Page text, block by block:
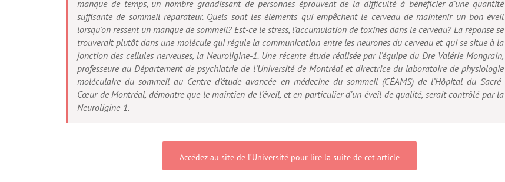
manque de temps, un nombre grandissant de personnes éprouvent de la difficulté à bénéficier d’une quantité
suffisante de sommeil réparateur. Quels sont les éléments qui empêchent le cerveau de maintenir un bon éveil
lorsqu’on ressent un manque de sommeil? Est-ce le stress, l’accumulation de toxines dans le cerveau? La réponse se
trouverait plutôt dans une molécule qui régule la communication entre les neurones du cerveau et qui se situe à la
jonction des cellules nerveuses, la Neuroligine-1. Une récente étude réalisée par l’équipe du Dre Valérie Mongrain,
professeure au Département de psychiatrie de l’Université de Montréal et directrice du laboratoire de physiologie
moléculaire du sommeil au Centre d’étude avancée en médecine du sommeil (CÉAMS) de l’Hôpital du Sacré-
Cœur de Montréal, démontre que le maintien de l’éveil, et en particulier d’un éveil de qualité, serait contrôlé par la
Neuroligine-1.
Accédez au site de l’Université pour lire la suite de cet article